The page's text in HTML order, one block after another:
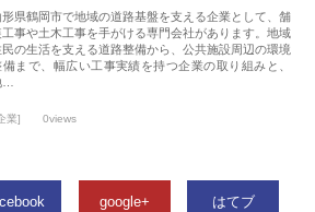
形県鶴岡市で地域の道路基盤を支える企業として、舗
工事や土木工事を手がける専門会社があります。地域
民の生活を支える道路整備から、公共施設周辺の環境
備まで、幅広い工事実績を持つ企業の取り組みと、
業] 0views
google+ はてブ